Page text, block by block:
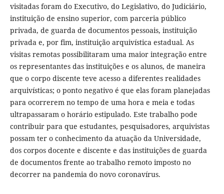
visitadas foram do Executivo, do Legislativo, do Judiciário,
instituição de ensino superior, com parceria público
privada, de guarda de documentos pessoais, instituição
privada e, por fim, instituição arquivística estadual. As
visitas remotas possibilitaram uma maior integração entre
os representantes das instituições e os alunos, de maneira
que o corpo discente teve acesso a diferentes realidades
arquivísticas; o ponto negativo é que elas foram planejadas
para ocorrerem no tempo de uma hora e meia e todas
ultrapassaram o horário estipulado. Este trabalho pode
contribuir para que estudantes, pesquisadores, arquivistas
possam ter o conhecimento da atuação da Universidade,
dos corpos docente e discente e das instituições de guarda
de documentos frente ao trabalho remoto imposto no
decorrer na pandemia do novo coronavírus.